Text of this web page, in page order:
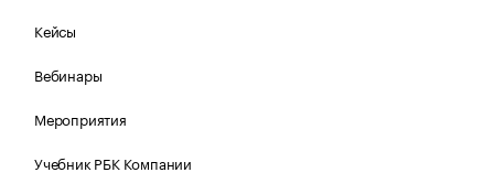
Кейсы
Вебинары
Мероприятия
Учебник РБК Компании